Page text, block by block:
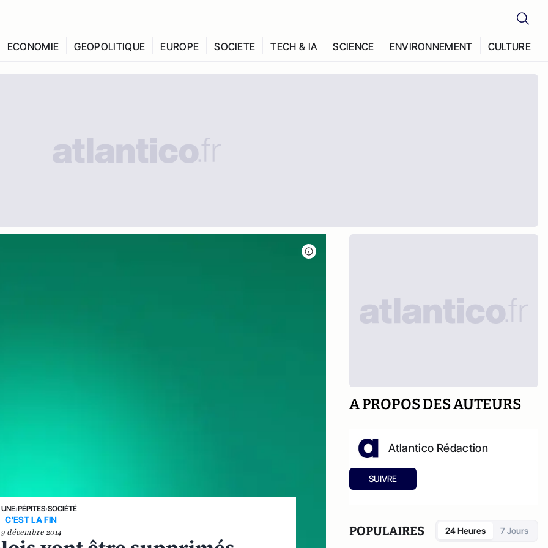
ECONOMIE GEOPOLITIQUE EUROPE SOCIETE TECH & IA SCIENCE ENVIRONNEMENT CULTURE
›PÉPITES›SOCIÉTÉ
C'EST LA FIN
9 décembre 2014
A PROPOS DES AUTEURS
Atlantico Rédaction
SUIVRE
POPULAIRES 24 Heures 7 Jours